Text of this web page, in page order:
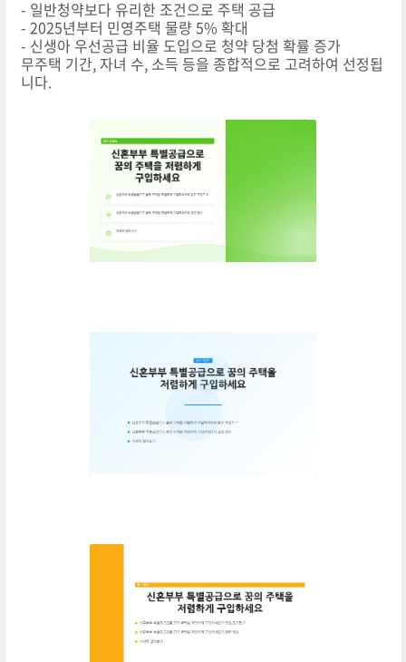
- 일반청약보다 유리한 조건으로 주택 공급
- 2025년부터 민영주택 물량 5% 확대
- 신생아 우선공급 비율 도입으로 청약 당첨 확률 증가
무주택 기간, 자녀 수, 소득 등을 종합적으로 고려하여 선정됩
니다.